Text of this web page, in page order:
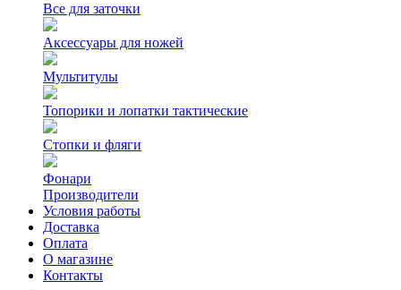
Все для заточки
Аксессуары для ножей
Мультитулы
Топорики и лопатки тактические
Стопки и фляги
Фонари
Производители
Условия работы
Доставка
Оплата
О магазине
Контакты